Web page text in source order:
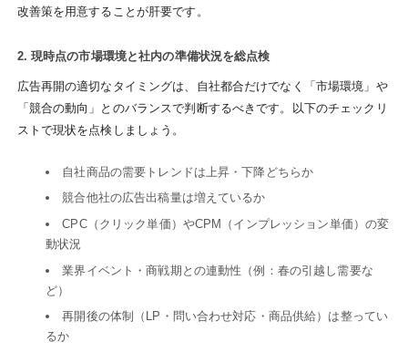
改善策を用意することが肝要です。
2. 現時点の市場環境と社内の準備状況を総点検
広告再開の適切なタイミングは、自社都合だけでなく「市場環境」や
「競合の動向」とのバランスで判断するべきです。以下のチェックリ
ストで現状を点検しましょう。
自社商品の需要トレンドは上昇・下降どちらか
競合他社の広告出稿量は増えているか
CPC（クリック単価）やCPM（インプレッション単価）の変
動状況
業界イベント・商戦期との連動性（例：春の引越し需要な
ど）
再開後の体制（LP・問い合わせ対応・商品供給）は整ってい
るか